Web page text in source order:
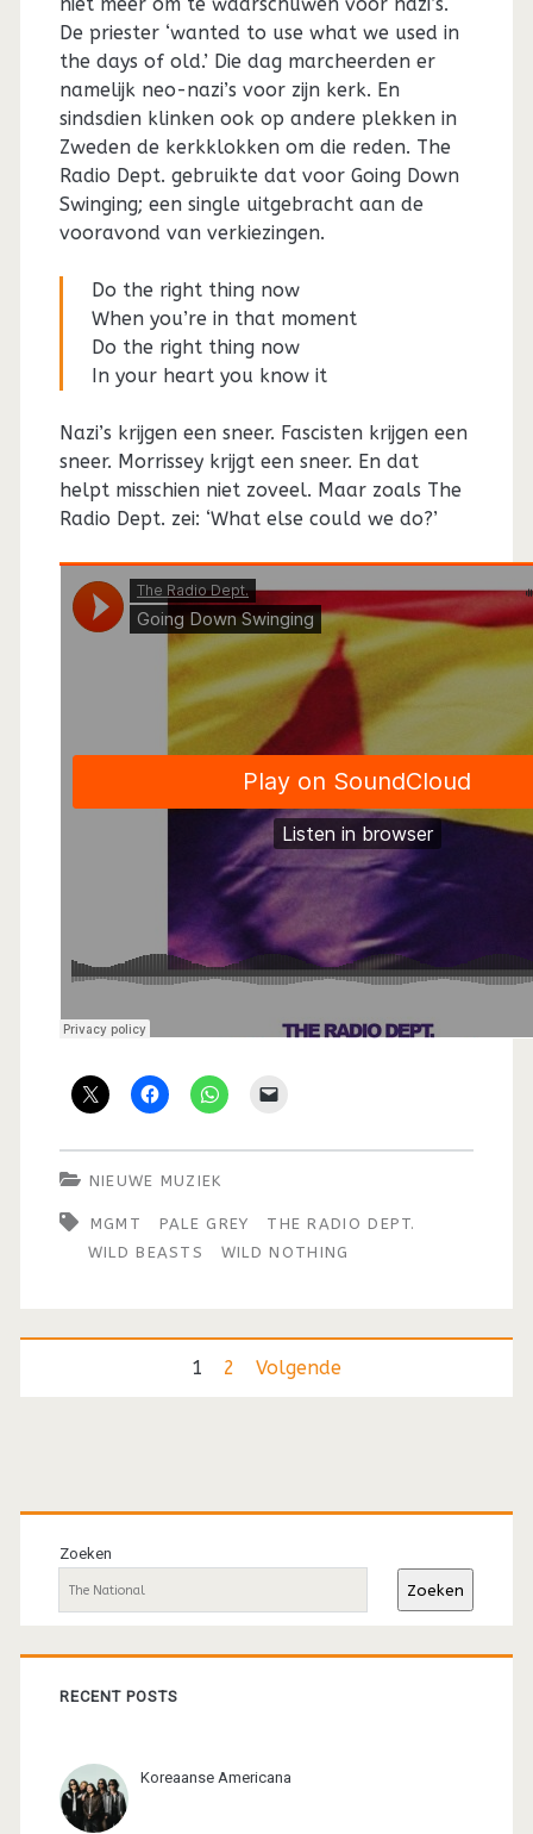
niet meer om te waarschuwen voor nazi’s.
De priester ‘wanted to use what we used in
the days of old.’ Die dag marcheerden er
namelijk neo-nazi’s voor zijn kerk. En
sindsdien klinken ook op andere plekken in
Zweden de kerkklokken om die reden. The
Radio Dept. gebruikte dat voor Going Down
Swinging; een single uitgebracht aan de
vooravond van verkiezingen.
Do the right thing now
When you’re in that moment
Do the right thing now
In your heart you know it
Nazi’s krijgen een sneer. Fascisten krijgen een
sneer. Morrissey krijgt een sneer. En dat
helpt misschien niet zoveel. Maar zoals The
Radio Dept. zei: ‘What else could we do?’
NIEUWE MUZIEK
MGMT PALE GREY
THE RADIO DEPT.
WILD BEASTS
WILD NOTHING
Berichten
1 2 Volgende
Primaire
sidebar
Zoeken
Zoeken
RECENT POSTS
Koreaanse Americana